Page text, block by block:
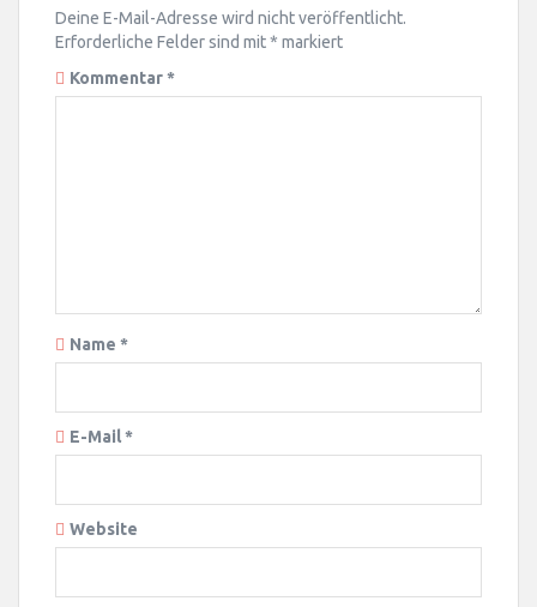
Deine E-Mail-Adresse wird nicht veröffentlicht.
Erforderliche Felder sind mit* markiert
Kommentar*
Name *
E-Mail*
Website